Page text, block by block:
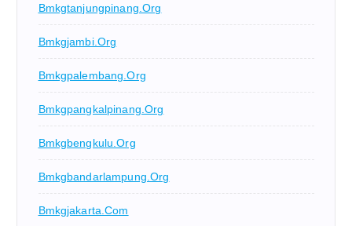
Bmkgtanjungpinang.org
Bmkgjambi.org
Bmkgpalembang.org
Bmkgpangkalpinang.org
Bmkgbengkulu.org
Bmkgbandarlampung.org
Bmkgjakarta.com